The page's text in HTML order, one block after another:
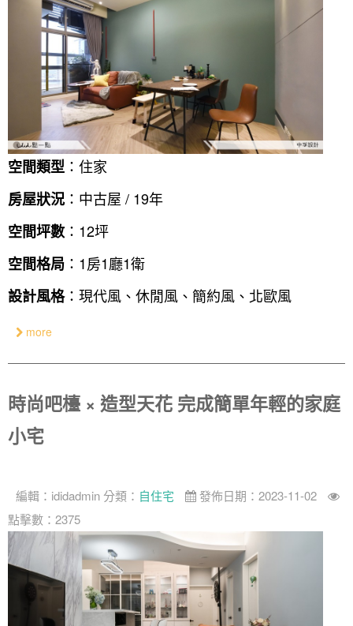
空間類型 ：住家
房屋狀況 ：中古屋 / 19年
空間坪數 ：12坪
空間格局 ：1房1廳1衛
設計風格：現代風、休閒風、簡約風、北歐風
more
時尚吧檯 × 造型天花 完成簡單年輕的家庭
小宅
編輯： ididadmin 分類： 自住宅
發佈日期：2023-11-02
點擊數：2375
裝潢計算機
裝潢進階計算機
裝潢圖紙免費健檢
居家
商業空間
辦公室
小坪數
21~30坪
31~50坪
51坪以上
現代
休閒
古典
鄉村
工業
奢華
日式
中式
美式
150萬以內
151萬~250萬
設計好手
台北市
新北市
桃園 新竹 竹北
台中
360環景體驗
你家我家 Podcast
虛擬線上裝潢
房屋仲介方案
傢俱建材商方案
一般屋主方案
裝潢輕鬆點
2房2廳 - 精裝版
3房2聽 - 基本版
3房2廳 - 精裝版
設計專欄
系統櫃
綠建材
居家風水
老屋翻新
設計知識+
國外案例
設計私房話
全站搜尋
線上賞屋
台北市
桃園市
新竹市
基隆市